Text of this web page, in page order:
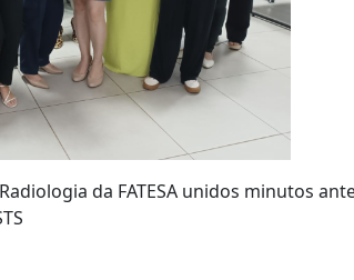
da FATESA unidos minutos